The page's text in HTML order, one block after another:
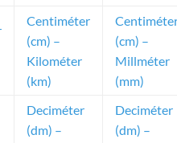
Centiméter
(cm) –
Kilométer
(km)
(cm) –
Millméter
(mm)
Deciméter
(dm) –
Deciméter
(dm) –